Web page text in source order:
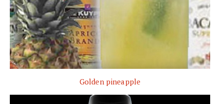
Golden pineapple